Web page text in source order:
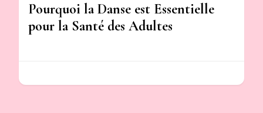
Pourquoi la Danse est Essentielle
pour la Santé des Adultes